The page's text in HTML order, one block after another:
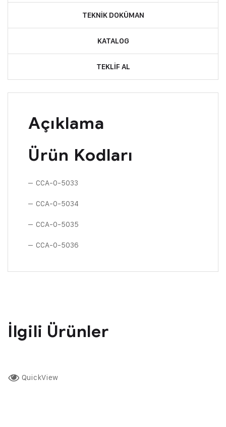
TEKNIK DOKÜMAN
KATALOG
TEKLIF AL
Açıklama
Ürün Kodları
– CCA-0-5033
– CCA-0-5034
– CCA-0-5035
– CCA-0-5036
İlgili Ürünler
QuickView